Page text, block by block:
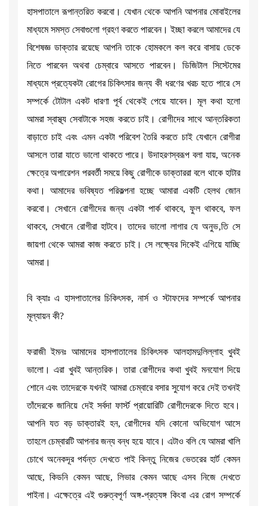
হাসপাতালে রূপান্তরিত করবো। যেখান থেকে আপনি আপনার মোবাইলের
মাধ্যমে সমস্ত সেবাগুলো গ্রহণ করতে পারবেন। ইচ্ছা করলে আমাদের যে
বিশেষজ্ঞ ডাক্তার রয়েছে আপনি তাকে হোমকলে কল করে বাসায় ডেকে
নিতে পারবেন অথবা চেম্বারে আসতে পারবেন। ডিজিটাল সিস্টেমের
মাধ্যমে প্রত্যেকটা রোগের চিকিৎসার জন্য কী ধরণের খরচ হতে পারে সে
সম্পর্কে টোটাল একট ধারণা পূর্ব থেকেই পেয়ে যাবেন। মূল কথা হলো
আমরা স্বাস্থ্য সেবাটাকে সহজ করতে চাই। রোগীদের সাথে আন্তরিকতা
বাড়াতে চাই এবং এমন একটা পরিবেশ তৈরি করতে চাই যেখানে রোগীরা
আসলে তারা যাতে ভালো থাকতে পারে। উদাহরণস্বরূপ বলা যায়, অনেক
ক্ষেত্রে অপারেশন পরবর্তী সময়ে কিছু রোগীকে ডাক্তাররা বলে থাকে হাটার
কথা। আমাদের ভবিষ্যত পরিকল্পনা হচ্ছে আমারা একটি হেলথ জোন
করবো। সেখানে রোগীদের জন্য একটা পার্ক থাকবে, ফুল থাকবে, ফল
থাকবে, সেখানে রোগীরা হাটবে। তাদের ভালো লাগার যে অনুভ‚তি সে
জায়গা থেকে আমরা কাজ করতে চাই। সে লক্ষ্যের দিকেই এগিয়ে যাচ্ছি
আমরা।
বি ক্যাঃ এ হাসপাতালের চিকিৎসক, নার্স ও স্টাফদের সম্পর্কে আপনার
মূল্যায়ন কী?
ফরাজী ইমনঃ আমাদের হাসপাতালের চিকিৎসক আলহামদুলিল্লাহ খুবই
ভালো। এরা খুবই আন্তরিক। তারা রোগীদের কথা খুবই মনযোগ দিয়ে
শোনে এবং তাদেরকে যখনই আমরা চেম্বারে বসার সুযোগ করে দেই তখনই
তাঁদেরকে জানিয়ে দেই সর্বদা ফার্স্ট প্রায়োরিটি রোগীদেরকে দিতে হবে।
আপনি যত বড় ডাক্তারই হন, রোগীদের যদি কোনো অভিযোগ আসে
তাহলে চেম্বারটি আপনার জন্য বন্ধ হয়ে যাবে। এটাও বলি যে আমরা খালি
চোখে অনেকদূর পর্যন্ত দেখতে পাই কিন্তু নিজের ভেতরের হার্ট কেমন
আছে, কিডনি কেমন আছে, লিভার কেমন আছে এসব নিজে দেখতে
পাইনা। এক্ষেত্রে এই গুরুত্বপূর্ণ অঙ্গ-প্রত্যঙ্গ কিংবা এর রোগ সম্পর্কে